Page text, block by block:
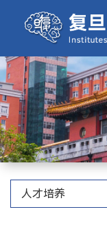
人才培养